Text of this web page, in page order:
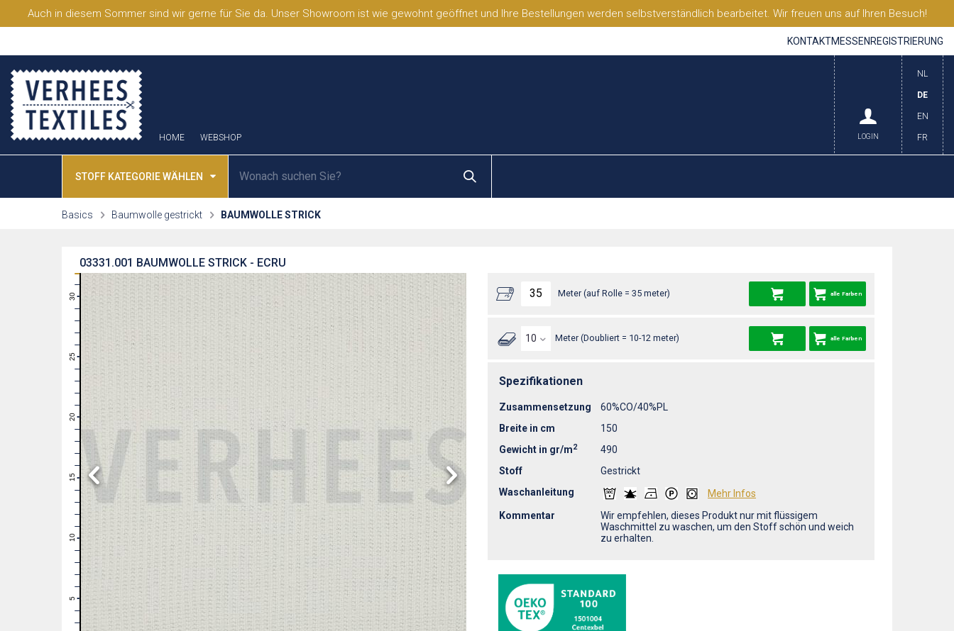
Auch in diesem Sommer sind wir gerne für Sie da. Unser Showroom ist wie gewohnt geöffnet und Ihre Bestellungen werden selbstverständlich bearbeitet. Wir freuen uns auf Ihren Besuch!
KONTAKTMESSEN REGISTRIERUNG
HOME WEBSHOP
NL
DE
EN
FR
LOGIN
STOFF KATEGORIE WÄHLEN
Basics Baumwolle gestrickt BAUMWOLLE STRICK
BAUMWOLLE STRICK - ECRU
03331.001
7
10
11
12
13
14
15
16
17
18
19
20
21
22
23
24
25
26
27
28
29
30 Meter (auf Rolle = 35 meter) alle Farben
Meter (Doubliert = 10-12 meter) alle Farben
Spezifikationen
Zusammensetzung
60%CO/40%PL
Breite in cm
150
Gewicht in gr/m2
490
Stoff
Gestrickt
Waschanleitung
Mehr Infos
Kommentar
Wir empfehlen, dieses Produkt nur mit flüssigem
Waschmittel zu waschen, um den Stoff schön und weich
zu erhalten.